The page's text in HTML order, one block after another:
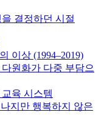
결정하던 시절
이상 (1994–2019)
원화가 다중 부담으
육 시스템
지만 행복하지 않은